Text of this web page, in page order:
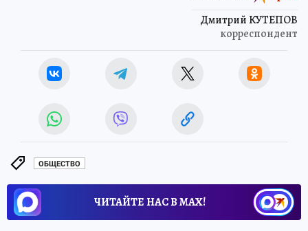
Дмитрий КУТЕПОВ
корреспондент
ОБЩЕСТВО
ЧИТАЙТЕ НАС В МАХ!